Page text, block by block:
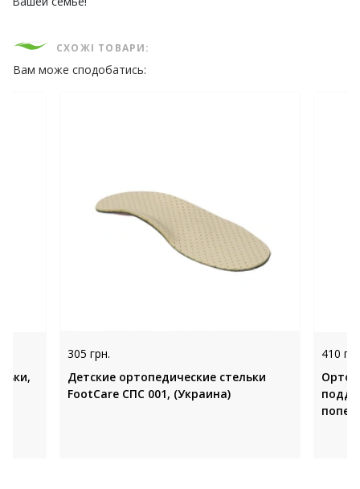
СХОЖІ ТОВАРИ:
Вам може сподобатись:
305 грн.
Детские ортопедические стельки
FootCare СПС 001, (Украина)
410